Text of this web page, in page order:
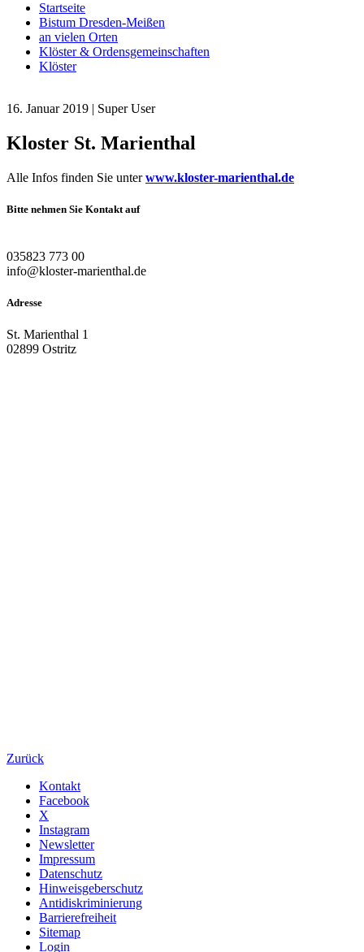
Startseite
Bistum Dresden-Meißen
an vielen Orten
Klöster & Ordensgemeinschaften
Klöster
16. Januar 2019 | Super User
Kloster St. Marienthal
Alle Infos finden Sie unterwww.kloster-marienthal.de
Bitte nehmen Sie Kontakt auf
035823 773 00
info@kloster-marienthal.de
Adresse
St. Marienthal 1
02899 Ostritz
Zurück
Kontakt
Facebook
X
Instagram
Newsletter
Impressum
Datenschutz
Hinweisgeberschutz
Antidiskriminierung
Barrierefreiheit
Sitemap
Login